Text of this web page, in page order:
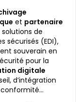
et partenaire
solutions de
sécurisés (EDI),
souverain en
pour la
digitale
d’intégration